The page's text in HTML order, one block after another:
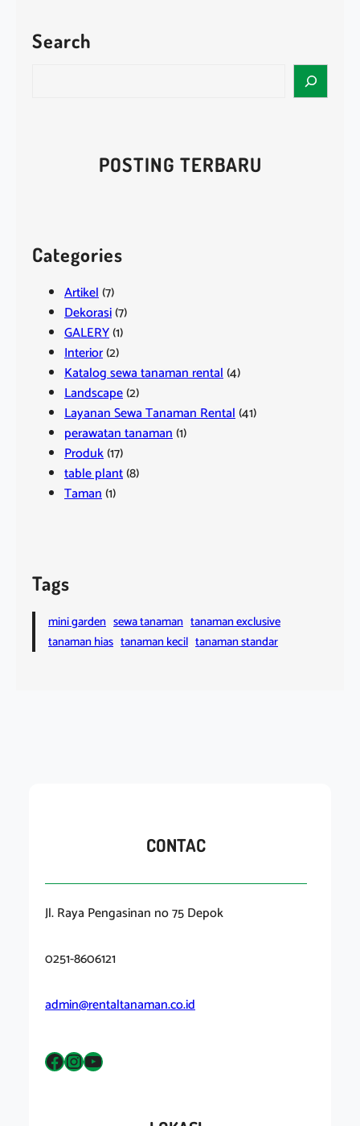
Search
POSTING TERBARU
Categories
Artikel(7)
Dekorasi(7)
GALERY(1)
Interior(2)
Katalog sewa tanaman rental(4)
Landscape(2)
Layanan Sewa Tanaman Rental(41)
perawatan tanaman(1)
Produk(17)
table plant(8)
Taman(1)
Tags
mini garden sewa tanaman tanaman exclusive
tanaman hias tanaman kecil tanaman standar
CONTAC
Jl. Raya Pengasinan no 75 Depok
0251-8606121
admin@rentaltanaman.co.id
Facebook InstagramYouTube